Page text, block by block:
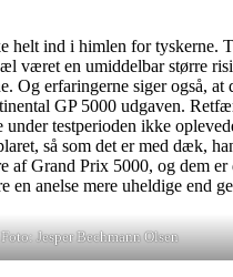
helt ind i himlen for tyskerne.
været en umiddelbar større
Og erfaringerne siger også, at
GP 5000 udgaven.
under testperioden ikke
så som det er med dæk,
af Grand Prix 5000, og dem er
en anelse mere uheldige end
Foto: Jesper Bechmann Olsen